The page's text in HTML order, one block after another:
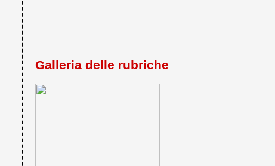
Galleria delle rubriche